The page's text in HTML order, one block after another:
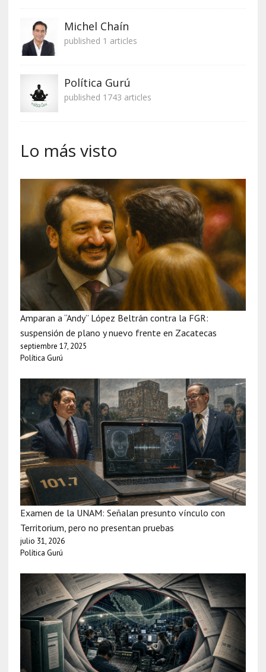
Michel Chaín
published 1 articles
Política Gurú
published 1743 articles
Lo más visto
Amparan a “Andy” López Beltrán contra la FGR:
suspensión de plano y nuevo frente en Zacatecas
septiembre 17, 2025
Política Gurú
Examen de la UNAM: Señalan presunto vínculo con
Territorium, pero no presentan pruebas
julio 31, 2026
Política Gurú